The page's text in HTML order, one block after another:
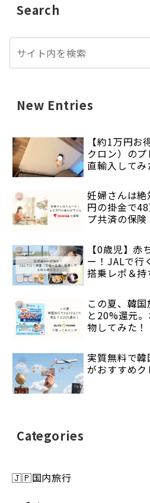
Search
New Entries
【約1万円お
クロン）の
直輸入してみ
妊婦さんは
円の掛金で
プ共済の保険
【0歳児】赤
ー！JALで行
搭乗レポ＆持
この夏、韓
と20%還元
物してみた！
実質無料で韓
がおすすめ
Categories
🇯🇵国内旅行